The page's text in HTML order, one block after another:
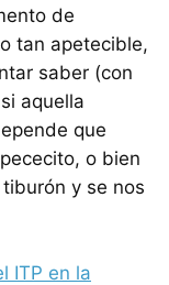
de
tan apetecible,
saber (con
aquella
que
o bien
y se nos
ITP en la